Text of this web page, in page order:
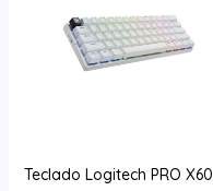
Teclado Logitech PRO X60